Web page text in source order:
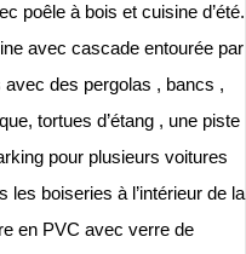
poêle à bois et cuisine d’été.
avec cascade entourée par
des pergolas , bancs ,
tortues d’étang , une piste
pour plusieurs voitures
boiseries à l’intérieur de la
en PVC avec verre de